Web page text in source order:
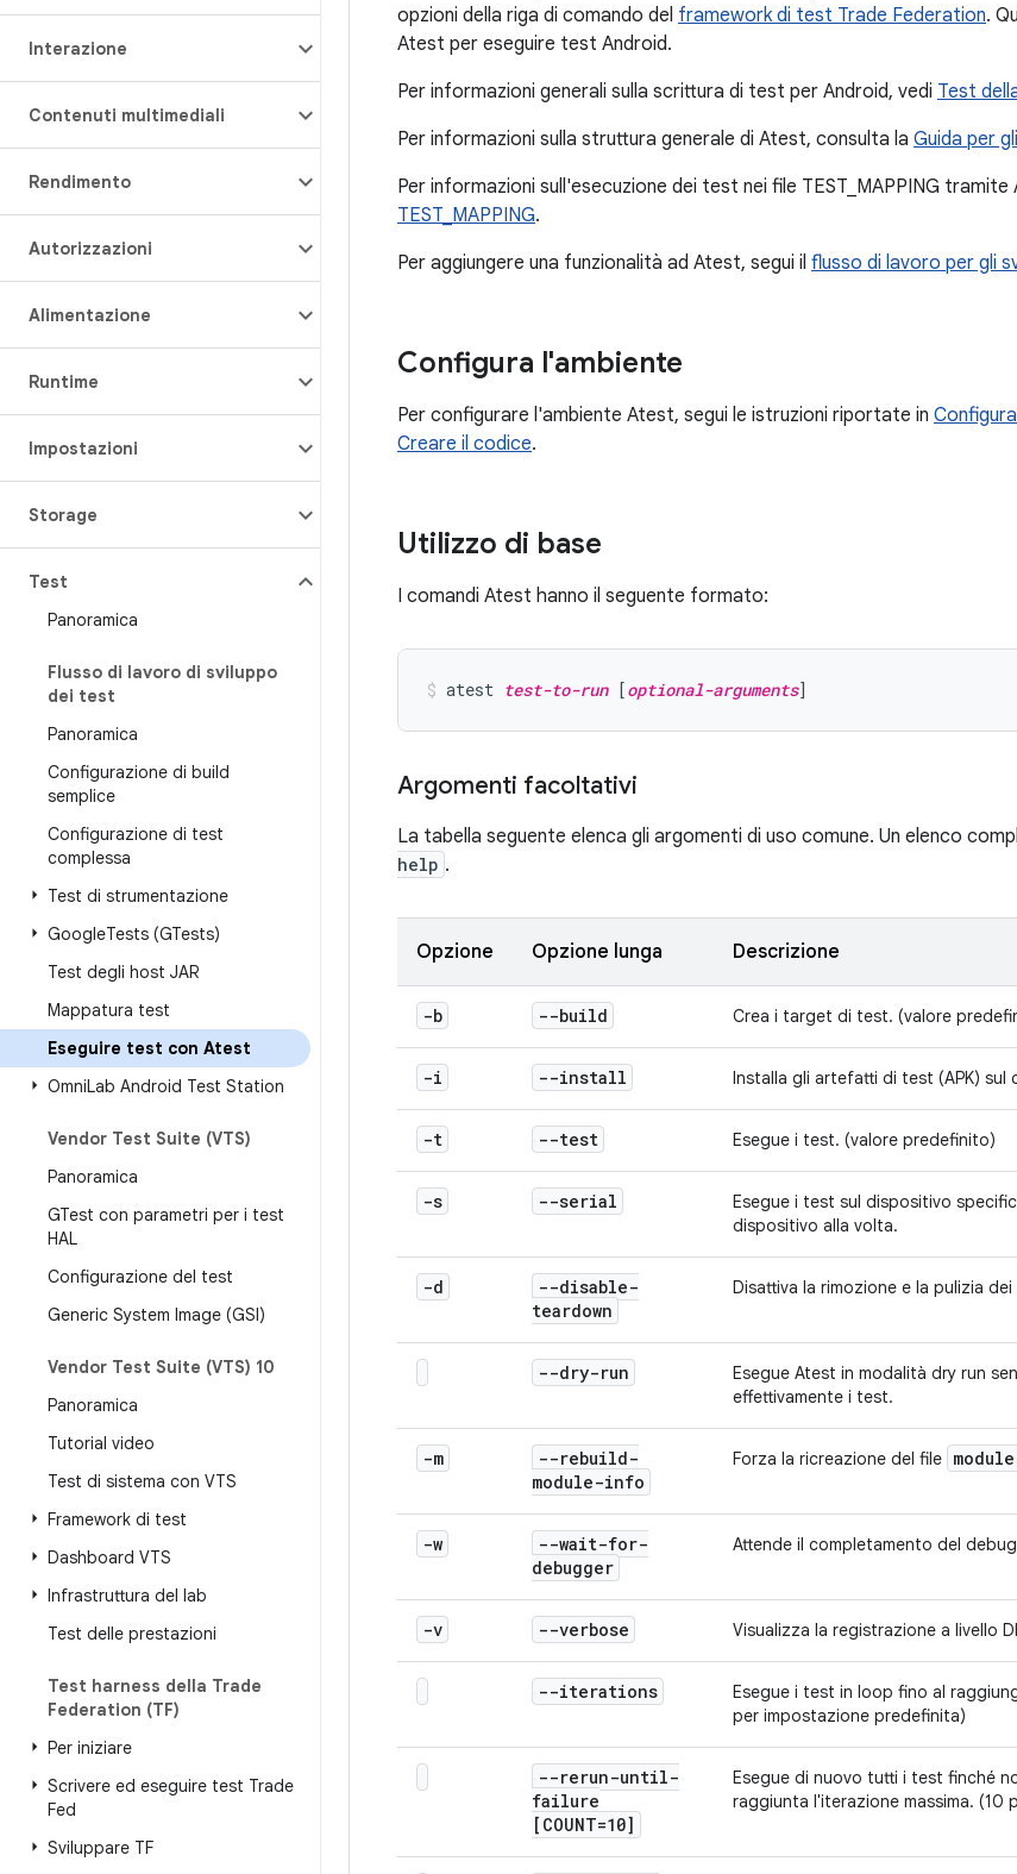
Interazione
Contenuti multimediali
Rendimento
Autorizzazioni
Alimentazione
Runtime
Impostazioni
Storage
Test
Panoramica
Flusso di lavoro di sviluppo
dei test
Panoramica
Configurazione di build
semplice
Configurazione di test
complessa
Test di strumentazione
GoogleTests (GTests)
Test degli host JAR
Mappatura test
Eseguire test con Atest
OmniLab Android Test Station
Vendor Test Suite (VTS)
Panoramica
GTest con parametri per i test
HAL
Configurazione del test
Generic System Image (GSI)
Vendor Test Suite (VTS) 10
Panoramica
Tutorial video
Test di sistema con VTS
Framework di test
Dashboard VTS
Infrastruttura del lab
Test delle prestazioni
Test harness della Trade
Federation (TF)
Per iniziare
Scrivere ed eseguire test Trade
Fed
Sviluppare TF
opzioni della riga di comando del framework di test Trade Federation.
Atest per eseguire test Android.
Per informazioni generali sulla scrittura di test per Android, vedi Test
Per informazioni sulla struttura generale di Atest, consulta la Guida per
Per informazioni sull'esecuzione dei test nei file TEST_MAPPING tramite
TEST_MAPPING.
Per aggiungere una funzionalità ad Atest, segui il flusso di lavoro per gli
Configura l'ambiente
Per configurare l'ambiente Atest, segui le istruzioni riportate in
Creare il codice.
Utilizzo di base
I comandi Atest hanno il seguente formato:
atest test-to-run [optional-arguments]
Argomenti facoltativi
La tabella seguente elenca gli argomenti di uso comune. Un elenco
help .
Opzione Opzione lunga Descrizione
-b --build Crea i target di test. (valore
-i --install Installa gli artefatti di test (APK)
-t --test Esegue i test. (valore predefinito)
-s --serial
Esegue i test sul dispositivo
dispositivo alla volta.
-d
--disable-
teardown
Disattiva la rimozione e la pulizia
--dry-run
Esegue Atest in modalità dry run
effettivamente i test.
-m
--rebuild-
module-info
Forza la ricreazione del file
-w
--wait-for-
debugger
Attende il completamento del
-v --verbose Visualizza la registrazione a livello
--iterations
Esegue i test in loop fino al
per impostazione predefinita)
--rerun-until-
failure
[COUNT=10]
Esegue di nuovo tutti i test finché
raggiunta l'iterazione massima. (10